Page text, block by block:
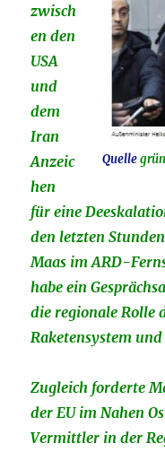
Quelle
zwisch
en den
USA
und
dem
Iran
Anzeic
hen
für eine
den letzten
Maas im ARD-
habe ein
die regionale Rolle
Raketensystem
Zugleich forderte
der EU im Nahen
Vermittler in der